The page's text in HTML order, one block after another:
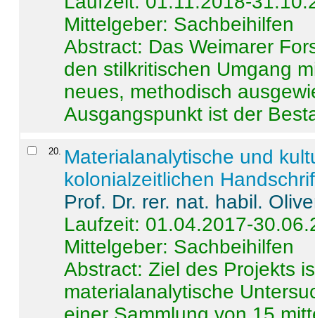
Mittelgeber: Sachbeihilfen
Abstract: Das Weimarer
den stilkritischen Umgang
neues, methodisch
Ausgangspunkt ist der
20
Materialanalytische und
kolonialzeitlichen
Prof. Dr. rer. nat. habil.
Laufzeit: 01.04.2017-
Mittelgeber: Sachbeihilfen
Abstract:Ziel des Projekts
materialanalytische